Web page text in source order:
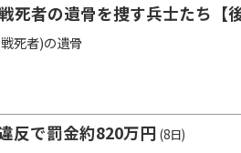
者の遺骨を捜す兵士たち【後
死者)の遺骨
反で罰金約820万円 (8日)